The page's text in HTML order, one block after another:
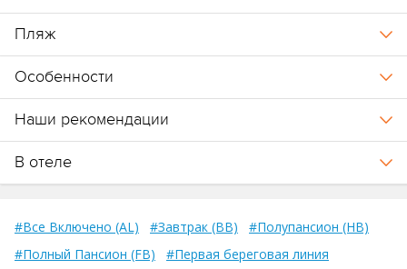
Olhuveli остаются без изменений.
гарантии оплаты доп.услуг. Размер депозита зависит от плана
питания (вилла/ночь):
BB – 300$;
HB – 100$;
FB, AI – нет депозита.
Пляж
Особенности
Наши рекомендации
В отеле
#Все Включено (AL) #Завтрак (BB)
#Полупансион (HB)
#Полный Пансион (FB)
#Первая береговая линия